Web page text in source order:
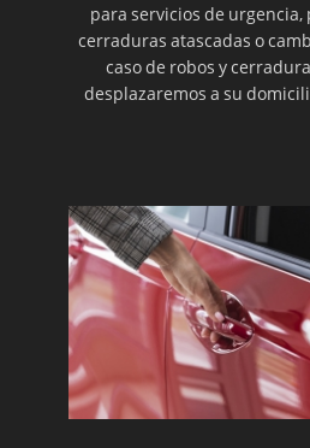
para servicios de
cerraduras atascadas o
caso de robos y
desplazaremos a su